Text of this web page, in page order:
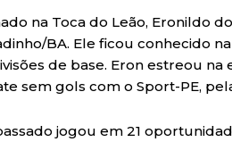
na Toca do Leão, Eronildo
BA. Ele ficou conhecido
de base. Eron estreou
sem gols com o Sport-PE,
jogou em 21